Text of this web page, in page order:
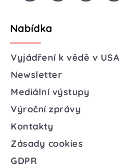
Nabídka
Vyjádření k vědě v USA
Newsletter
Mediální výstupy
Výroční zprávy
Kontakty
Zásady cookies
GDPR